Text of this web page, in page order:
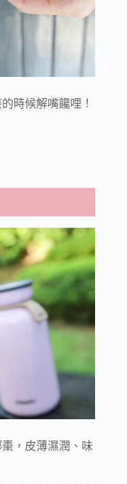
時候解嘴饞哩！
，皮薄濕潤、味